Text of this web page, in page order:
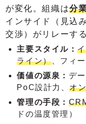
が変化。組織は分
インサイド（見込
交渉）がリレーす
主要スタイル：
ライン）、フィ
価値の源泉： デ
PoC設計力、オ
管理の手段：
ドの温度管理）